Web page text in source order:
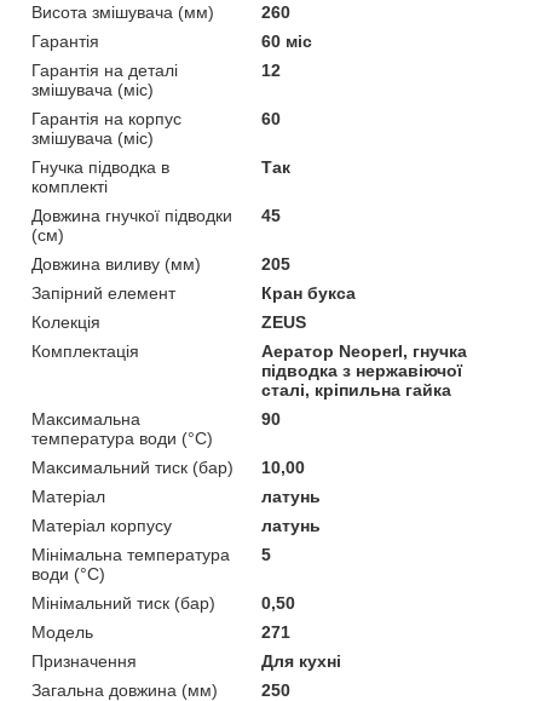
Висота змішувача (мм)
260
Гарантія
60 міс
Гарантія на деталі
змішувача (міс)
12
Гарантія на корпус
змішувача (міс)
60
Гнучка підводка в
комплекті
Так
Довжина гнучкої підводки
(см)
45
Довжина виливу (мм)
205
Запірний елемент
Кран букса
Колекція
ZEUS
Комплектація
Аератор Neoperl, гнучка
підводка з нержавіючої
сталі, кріпильна гайка
Максимальна
температура води (°C)
90
Максимальний тиск (бар)
10,00
Матеріал
латунь
Матеріал корпусу
латунь
Мінімальна температура
води (°C)
5
Мінімальний тиск (бар)
0,50
Модель
271
Призначення
Для кухні
Загальна довжина (мм)
250